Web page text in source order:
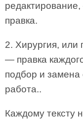
правка.
2. Хирургия, или
— правка
подбор и замена
работа..
Каждому тексту